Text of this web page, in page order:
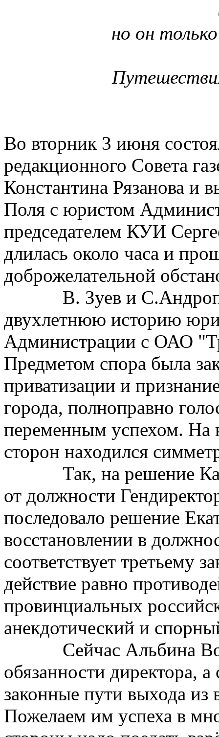
но он
Во вторник 3 июня
редакционного Совета
Константина Рязанова и
Поля с юристом
председателем КУИ
длилась около часа и
доброжелательной
В. Зуев и
двухлетнюю историю
Администрации с ОАО
Предметом спора была
приватизации и
города, полноправно
переменным успехом. На
сторон находился
Так, на решение
от должности
последовало решение
восстановлении в
соответствует третьему
действие равно
провинциальных
анекдотический и
Сейчас Альбина
обязанности директора,
законные пути выхода из
Пожелаем им успеха в